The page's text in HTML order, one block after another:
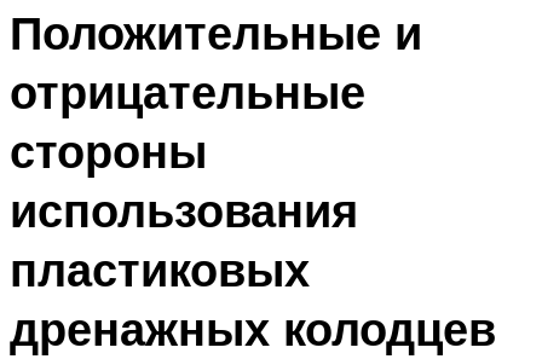
Положительные и
отрицательные
стороны
использования
пластиковых
дренажных колодцев